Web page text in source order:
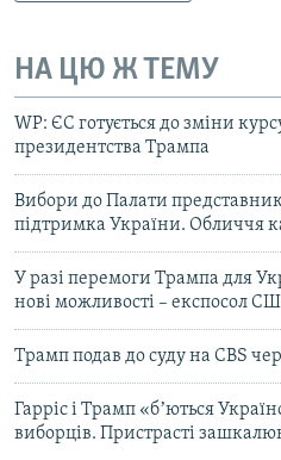
НА ЦЮ Ж ТЕМУ
WP: ЄС готується до зміни
президентства Трампа
Вибори до Палати
підтримка України. Обличчя
У разі перемоги Трампа для
нові можливості – експосол
Трамп подав до суду на CBS
Гарріс і Трамп «бʼються
виборців. Пристрасті